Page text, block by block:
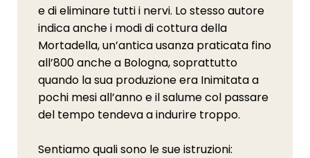
e di eliminare tutti i nervi. Lo stesso autore
indica anche i modi di cottura della
Mortadella, un’antica usanza praticata fino
all’800 anche a Bologna, soprattutto
quando la sua produzione era Inimitata a
pochi mesi all’anno e il salume col passare
del tempo tendeva a indurire troppo.
Sentiamo quali sono le sue istruzioni: